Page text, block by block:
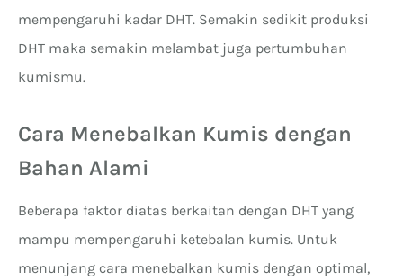
mempengaruhi kadar DHT. Semakin sedikit produksi
DHT maka semakin melambat juga pertumbuhan
kumismu.
Cara Menebalkan Kumis dengan
Bahan Alami
Beberapa faktor diatas berkaitan dengan DHT yang
mampu mempengaruhi ketebalan kumis. Untuk
menunjang cara menebalkan kumis dengan optimal,